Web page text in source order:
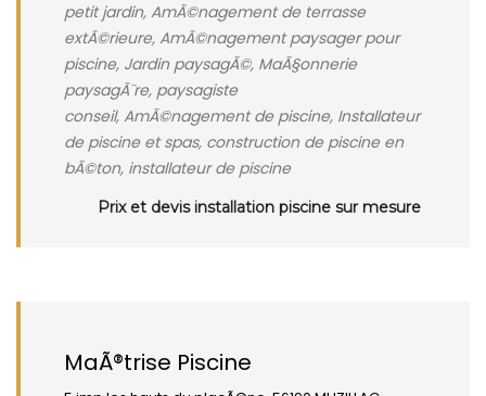
petit jardin, AmÃ©nagement de terrasse
extÃ©rieure, AmÃ©nagement paysager pour
piscine, Jardin paysagÃ©, MaÃ§onnerie
paysagÃ¨re, paysagiste
conseil, AmÃ©nagement de piscine, Installateur
de piscine et spas, construction de piscine en
bÃ©ton, installateur de piscine
Prix et devis installation piscine sur mesure
MaÃ®trise Piscine